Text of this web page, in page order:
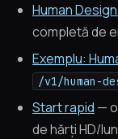
Human Design
completă de
Exemplu:
/v1/human-
Start rapid —
de hărți HD/